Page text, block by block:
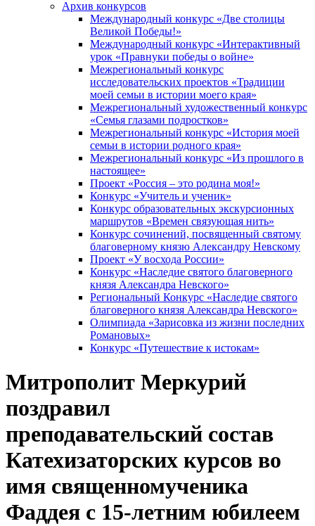
Архив конкурсов
Международный конкурс «Две столицы
Великой Победы!»
Международный конкурс «Интерактивный
урок «Правнуки победы о войне»
Межрегиональный конкурс
исследовательских проектов «Традиции
моей семьи в истории моего края»
Межрегиональный художественный конкурс
«Семья глазами подростков»
Межрегиональный конкурс «История моей
семьи в истории родного края»
Межрегиональный конкурс «Из прошлого в
настоящее»
Проект «Россия – это родина моя!»
Конкурс «Учитель и ученик»
Конкурс образовательных экскурсионных
маршрутов «Времен связующая нить»
Конкурс сочинений, посвященный святому
благоверному князю Александру Невскому
Проект «У восхода России»
Конкурс «Наследие святого благоверного
князя Александра Невского»
Региональный Конкурс «Наследие святого
благоверного князя Александра Невского»
Олимпиада «Зарисовка из жизни последних
Романовых»
Конкурс «Путешествие к истокам»
Митрополит Меркурий
поздравил
преподавательский состав
Катехизаторских курсов во
имя священномученика
Фаддея с 15-летним юбилеем